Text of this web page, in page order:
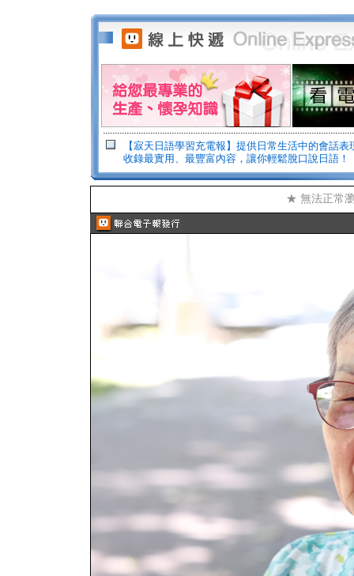
【寂天日語學習充電報】提供日常生活中的會話表
收錄最實用、最豐富內容，讓你輕鬆脫口說日語！
★ 無法正常